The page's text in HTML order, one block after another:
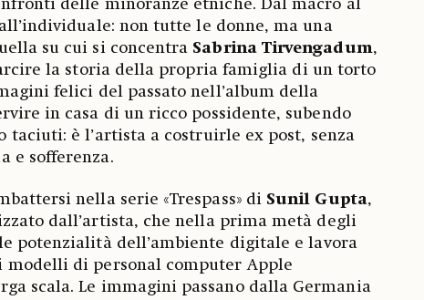
delle minoranze etniche. Dal macro al
non tutte le donne, ma una
su cui si concentra Sabrina Tirvengadum,
la storia della propria famiglia di un torto
felici del passato nell’album della
in casa di un ricco possidente, subendo
è l’artista a costruirle ex post, senza
e sofferenza.
nella serie «Trespass» di Sunil Gupta,
dall’artista, che nella prima metà degli
potenzialità dell’ambiente digitale e lavora
modelli di personal computer Apple
scala. Le immagini passano dalla Germania